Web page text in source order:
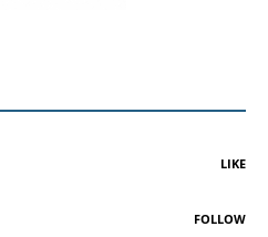
LIKE
FOLLOW